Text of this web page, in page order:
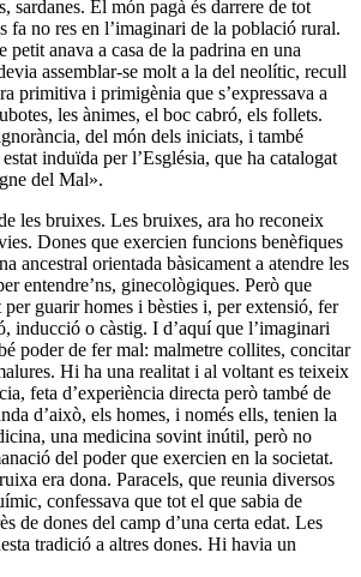
sardanes. El món pagà és darrere de tot
fa no res en l’imaginari de la població rural.
petit anava a casa de la padrina en una
assemblar-se molt a la del neolític, recull
primitiva i primigènia que s’expressava a
les ànimes, el boc cabró, els follets.
del món dels iniciats, i també
induïda per l’Església, que ha catalogat
del Mal».
les bruixes. Les bruixes, ara ho reconeix
Dones que exercien funcions benèfiques
ancestral orientada bàsicament a atendre les
entendre’ns, ginecològiques. Però que
guarir homes i bèsties i, per extensió, fer
inducció o càstig. I d’aquí que l’imaginari
poder de fer mal: malmetre collites, concitar
Hi ha una realitat i al voltant es teixeix
feta d’experiència directa però també de
d’això, els homes, i només ells, tenien la
una medicina sovint inútil, però no
del poder que exercien en la societat.
era dona. Paracels, que reunia diversos
confessava que tot el que sabia de
de dones del camp d’una certa edat. Les
tradició a altres dones. Hi havia un